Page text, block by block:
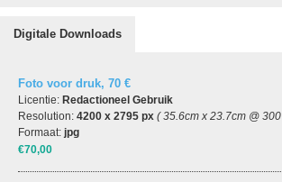
Digitale Downloads
Foto voor druk, 70 €
Licentie: Redactioneel Gebruik
Resolution: 4200 x 2795 px ( 35.6cm x 23.7cm @
Formaat: jpg
€70,00